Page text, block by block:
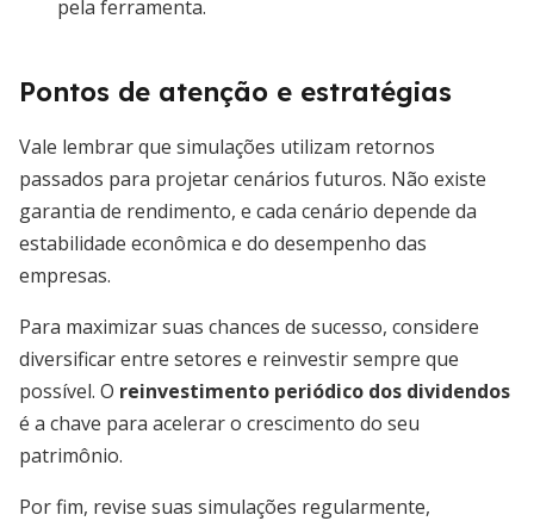
pela ferramenta.
Pontos de atenção e estratégias
Vale lembrar que simulações utilizam retornos
passados para projetar cenários futuros. Não existe
garantia de rendimento, e cada cenário depende da
estabilidade econômica e do desempenho das
empresas.
Para maximizar suas chances de sucesso, considere
diversificar entre setores e reinvestir sempre que
possível. O reinvestimento periódico dos dividendos
é a chave para acelerar o crescimento do seu
patrimônio.
Por fim, revise suas simulações regularmente,